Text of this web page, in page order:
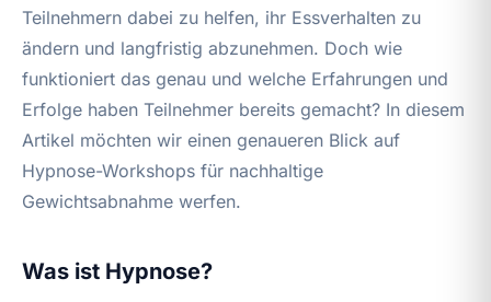
Teilnehmern dabei zu helfen, ihr Essverhalten zu
ändern und langfristig abzunehmen. Doch wie
funktioniert das genau und welche Erfahrungen und
Erfolge haben Teilnehmer bereits gemacht? In diesem
Artikel möchten wir einen genaueren Blick auf
Hypnose-Workshops für nachhaltige
Gewichtsabnahme werfen.
Was ist Hypnose?